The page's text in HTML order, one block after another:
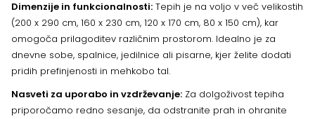
Dimenzije in funkcionalnosti: Tepih je na voljo v več velikostih
(200 x 290 cm, 160 x 230 cm, 120 x 170 cm, 80 x 150 cm), kar
omogoča prilagoditev različnim prostorom. Idealno je za
dnevne sobe, spalnice, jedilnice ali pisarne, kjer želite dodati
pridih prefinjenosti in mehkobo tal.
Nasveti za uporabo in vzdrževanje: Za dolgoživost tepiha
priporočamo redno sesanje, da odstranite prah in ohranite